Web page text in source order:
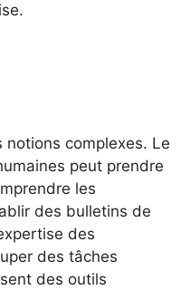
complexes. Le
peut prendre
les
des bulletins de
des
des tâches
des outils